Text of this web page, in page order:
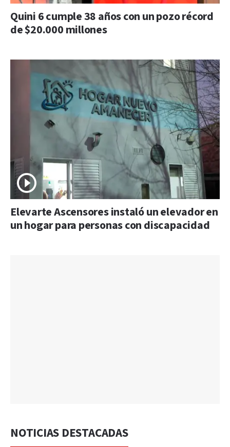
Quini 6 cumple 38 años con un pozo récord
de $20.000 millones
Elevarte Ascensores instaló un elevador en
un hogar para personas con discapacidad
NOTICIAS DESTACADAS